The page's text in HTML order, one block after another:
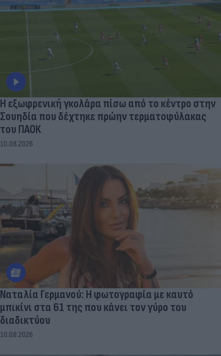
Η εξωφρενική γκολάρα πίσω από το κέντρο στην
Σουηδία που δέχτηκε πρώην τερματοφύλακας
του ΠΑΟΚ
10.08.2026
Ναταλία Γερμανού: Η φωτογραφία με καυτό
μπικίνι στα 61 της που κάνει τον γύρο του
διαδικτύου
10.08.2026